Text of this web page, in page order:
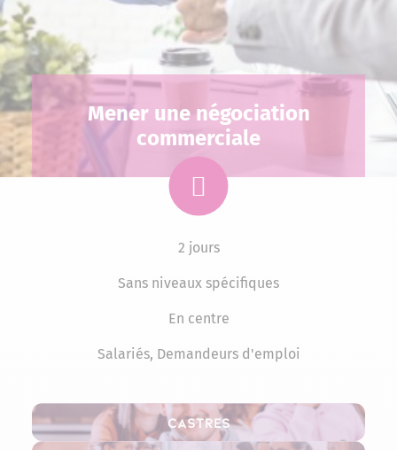
Mener une négociation
commerciale
2 jours
Sans niveaux spécifiques
En centre
Salariés, Demandeurs d'emploi
Castres